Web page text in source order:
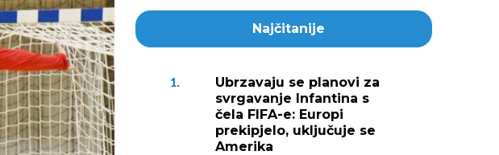
Najčitanije
1.
Ubrzavaju se planovi za
svrgavanje Infantina s
čela FIFA-e: Europi
prekipjelo, uključuje se
Amerika